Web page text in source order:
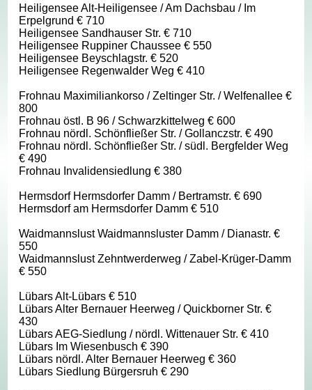
Heiligensee Alt-Heiligensee / Am Dachsbau / Im
Erpelgrund € 710
Heiligensee Sandhauser Str. € 710
Heiligensee Ruppiner Chaussee € 550
Heiligensee Beyschlagstr. € 520
Heiligensee Regenwalder Weg € 410
Frohnau Maximiliankorso / Zeltinger Str. / Welfenallee €
800
Frohnau östl. B 96 / Schwarzkittelweg € 600
Frohnau nördl. Schönfließer Str. / Gollanczstr. € 490
Frohnau nördl. Schönfließer Str. / südl. Bergfelder Weg
€ 490
Frohnau Invalidensiedlung € 380
Hermsdorf Hermsdorfer Damm / Bertramstr. € 690
Hermsdorf am Hermsdorfer Damm € 510
Waidmannslust Waidmannsluster Damm / Dianastr. €
550
Waidmannslust Zehntwerderweg / Zabel-Krüger-Damm
€ 550
Lübars Alt-Lübars € 510
Lübars Alter Bernauer Heerweg / Quickborner Str. €
430
Lübars AEG-Siedlung / nördl. Wittenauer Str. € 410
Lübars Im Wiesenbusch € 390
Lübars nördl. Alter Bernauer Heerweg € 360
Lübars Siedlung Bürgersruh € 290